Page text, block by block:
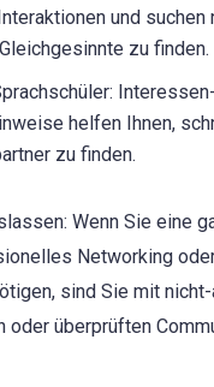
und suchen
zu finden.
helfen Ihnen,
zu finden.
Wenn Sie eine
Networking
sind Sie mit
oder überprüften